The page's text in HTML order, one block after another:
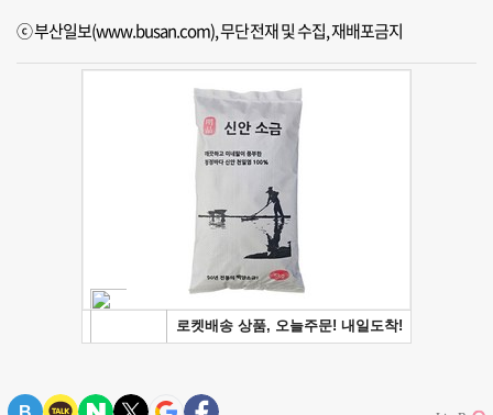
ⓒ 부산일보(www.busan.com), 무단전재 및 수집, 재배포금지